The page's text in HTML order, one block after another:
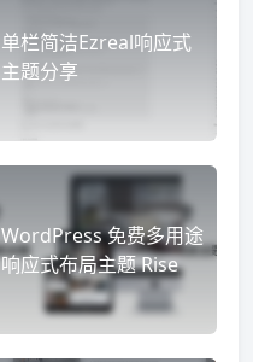
单栏简洁Ezreal响应式
主题分享
WordPress 免费多用途
响应式布局主题 Rise